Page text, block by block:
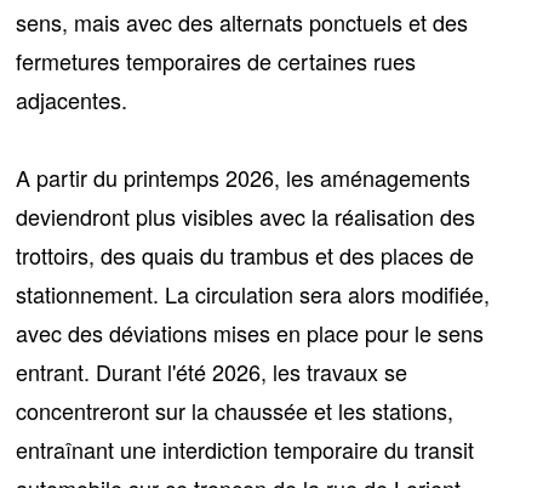
sens, mais avec des alternats ponctuels et des
fermetures temporaires de certaines rues
adjacentes.
A partir du printemps 2026, les aménagements
deviendront plus visibles avec la réalisation des
trottoirs, des quais du trambus et des places de
stationnement. La circulation sera alors modifiée,
avec des déviations mises en place pour le sens
entrant. Durant l'été 2026, les travaux se
concentreront sur la chaussée et les stations,
entraînant une interdiction temporaire du transit